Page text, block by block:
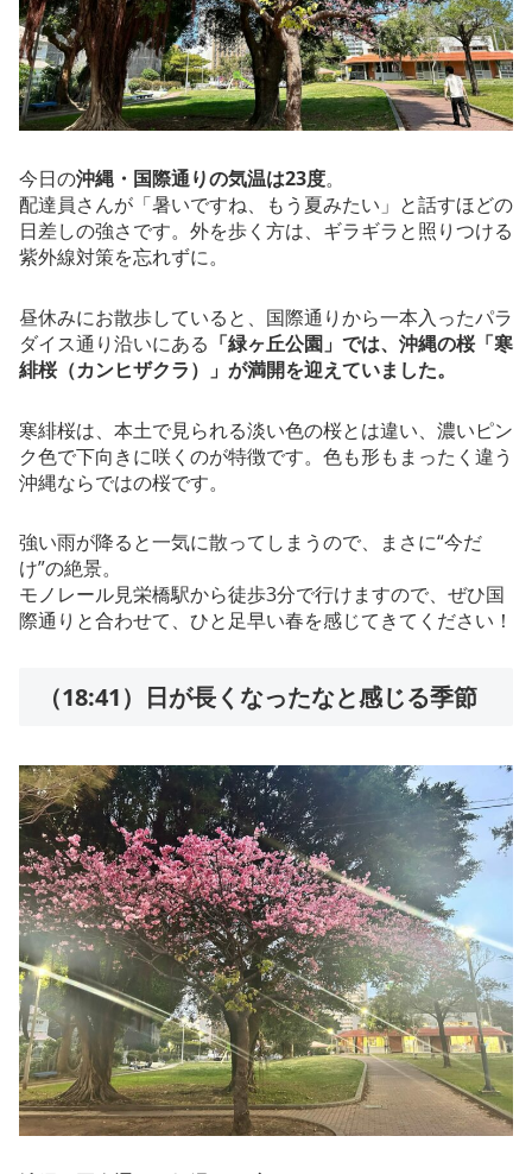
今日の沖縄・国際通りの気温は23度。
配達員さんが「暑いですね、もう夏みたい」と話すほどの
日差しの強さです。外を歩く方は、ギラギラと照りつける
紫外線対策を忘れずに。
昼休みにお散歩していると、国際通りから一本入ったパラ
ダイス通り沿いにある 「緑ヶ丘公園」では、沖縄の桜「寒
緋桜（カンヒザクラ）」が満開を迎えていました。
寒緋桜は、本土で見られる淡い色の桜とは違い、濃いピン
ク色で下向きに咲くのが特徴です。色も形もまったく違う
沖縄ならではの桜です。
強い雨が降ると一気に散ってしまうので、まさに“今だ
け”の絶景。
モノレール見栄橋駅から徒歩3分で行けますので、ぜひ国
際通りと合わせて、ひと足早い春を感じてきてください！
（18:41）日が長くなったなと感じる季節